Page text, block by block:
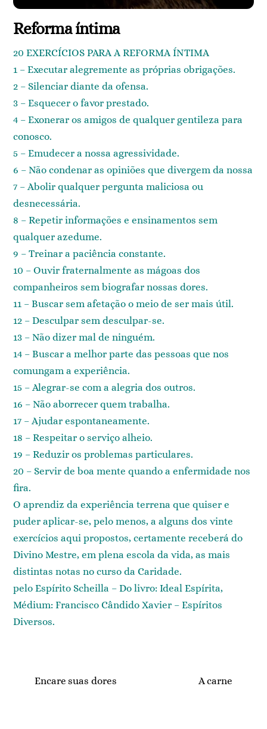
Reforma íntima
20 EXERCÍCIOS PARA A REFORMA ÍNTIMA
1 – Executar alegremente as próprias obrigações.
2 – Silenciar diante da ofensa.
3 – Esquecer o favor prestado.
4 – Exonerar os amigos de qualquer gentileza para
conosco.
5 – Emudecer a nossa agressividade.
6 – Não condenar as opiniões que divergem da nossa
7 – Abolir qualquer pergunta maliciosa ou
desnecessária.
8 – Repetir informações e ensinamentos sem
qualquer azedume.
9 – Treinar a paciência constante.
10 – Ouvir fraternalmente as mágoas dos
companheiros sem biografar nossas dores.
11 – Buscar sem afetação o meio de ser mais útil.
12 – Desculpar sem desculpar-se.
13 – Não dizer mal de ninguém.
14 – Buscar a melhor parte das pessoas que nos
comungam a experiência.
15 – Alegrar-se com a alegria dos outros.
16 – Não aborrecer quem trabalha.
17 – Ajudar espontaneamente.
18 – Respeitar o serviço alheio.
19 – Reduzir os problemas particulares.
20 – Servir de boa mente quando a enfermidade nos
fira.
O aprendiz da experiência terrena que quiser e
puder aplicar-se, pelo menos, a alguns dos vinte
exercícios aqui propostos, certamente receberá do
Divino Mestre, em plena escola da vida, as mais
distintas notas no curso da Caridade.
pelo Espírito Scheilla – Do livro: Ideal Espírita,
Médium: Francisco Cândido Xavier – Espíritos
Diversos.
Encare suas dores A carne